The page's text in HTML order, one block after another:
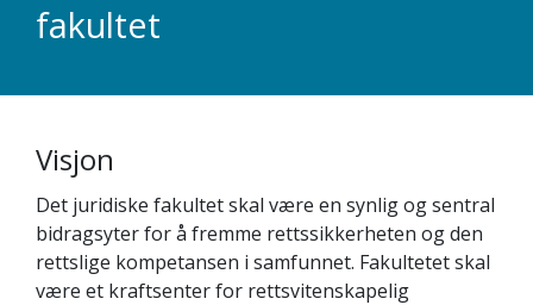
fakultet
Visjon
Det juridiske fakultet skal være en synlig og sentral
bidragsyter for å fremme rettssikkerheten og den
rettslige kompetansen i samfunnet. Fakultetet skal
være et kraftsenter for rettsvitenskapelig